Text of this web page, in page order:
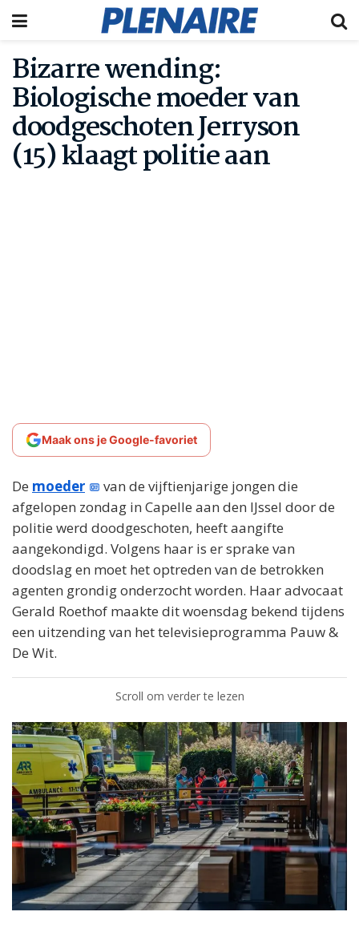
Bizarre wending:
Biologische moeder van
doodgeschoten Jerryson
(15) klaagt politie aan
Maak ons je Google-favoriet
De moeder
van de vijftienjarige jongen die
afgelopen zondag in Capelle aan den IJssel door de
politie werd doodgeschoten, heeft aangifte
aangekondigd. Volgens haar is er sprake van
doodslag en moet het optreden van de betrokken
agenten grondig onderzocht worden. Haar advocaat
Gerald Roethof maakte dit woensdag bekend tijdens
een uitzending van het televisieprogramma Pauw &
De Wit.
Scroll om verder te lezen